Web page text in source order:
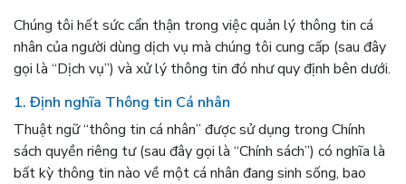
Chúng tôi hết sức cẩn thận trong việc quản lý thông tin cá
nhân của người dùng dịch vụ mà chúng tôi cung cấp (sau đây
gọi là “Dịch vụ”) và xử lý thông tin đó như quy định bên dưới.
1. Định nghĩa Thông tin Cá nhân
Thuật ngữ “thông tin cá nhân” được sử dụng trong Chính
sách quyền riêng tư (sau đây gọi là “Chính sách”) có nghĩa là
bất kỳ thông tin nào về một cá nhân đang sinh sống, bao